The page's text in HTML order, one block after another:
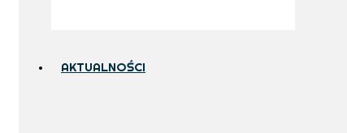
AKTUALNOŚCI